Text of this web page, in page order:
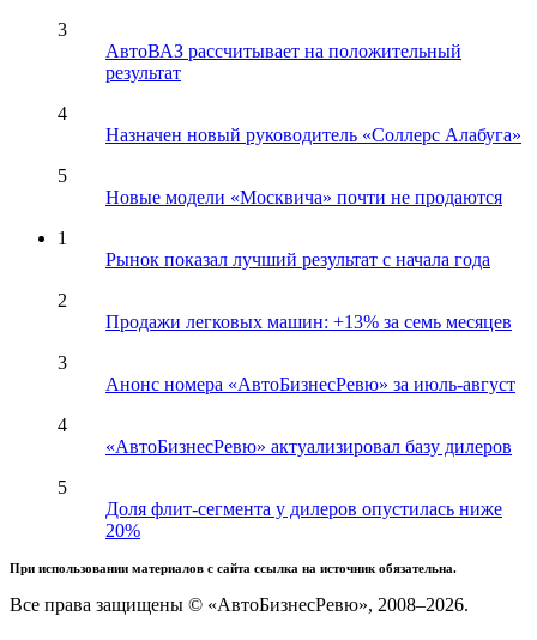
3
АвтоВАЗ рассчитывает на положительный
результат
4
Назначен новый руководитель «Соллерс Алабуга»
5
Новые модели «Москвича» почти не продаются
1
Рынок показал лучший результат с начала года
2
Продажи легковых машин: +13% за семь месяцев
3
Анонс номера «АвтоБизнесРевю» за июль-август
4
«АвтоБизнесРевю» актуализировал базу дилеров
5
Доля флит-сегмента у дилеров опустилась ниже
20%
При использовании материалов с сайта ссылка на источник обязательна.
Все права защищены © «АвтоБизнесРевю», 2008–2026.